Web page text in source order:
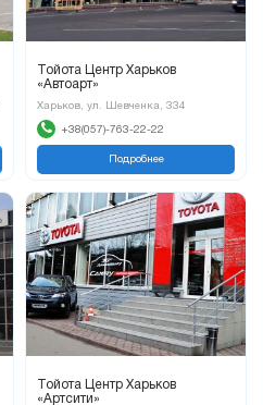
Тойота Центр Харьков
«Автоарт»
Харьков, ул. Шевченка, 334
+38(057)-763-22-22
Подробнее
Тойота Центр Харьков
«Артсити»